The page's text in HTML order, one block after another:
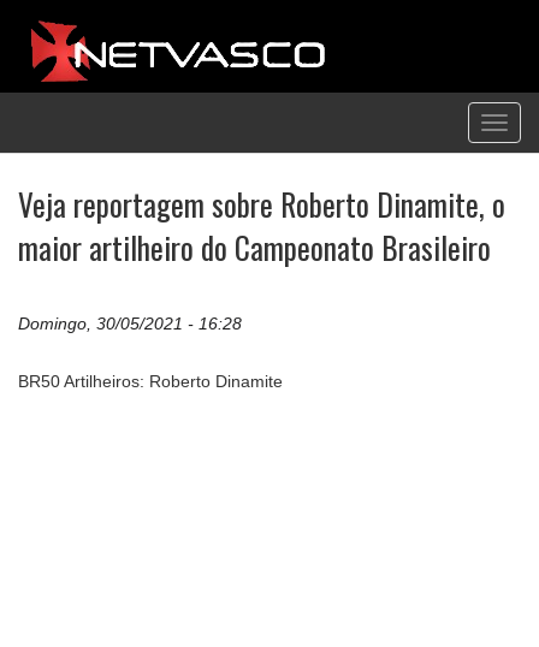
Veja reportagem sobre Roberto Dinamite, o
maior artilheiro do Campeonato Brasileiro
Domingo, 30/05/2021 - 16:28
BR50 Artilheiros: Roberto Dinamite